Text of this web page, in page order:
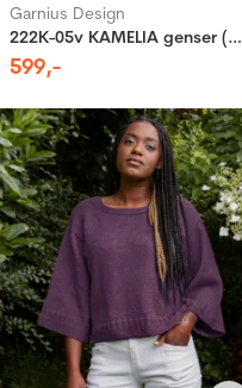
Garnius Design
222K-05v KAMELIA genser (Merinor)
599,-